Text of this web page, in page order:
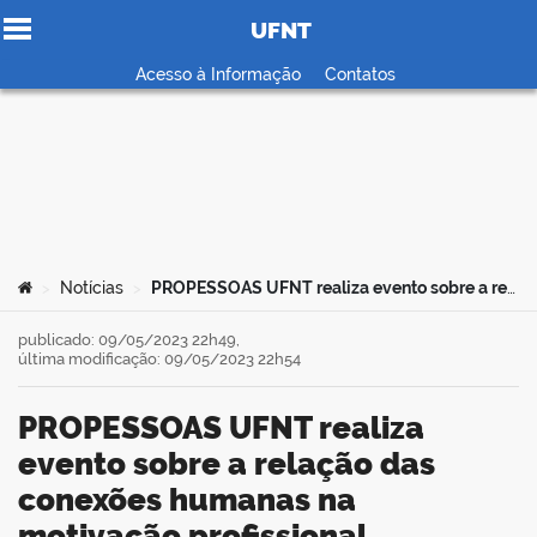
Ir para o conteúdo
UFNT
Acesso à Informação Contatos
Você está aqui:
Notícias PROPESSOAS UFNT realiza evento sobre a relação das conexões humanas na motivação profissional
PROPESSOAS UFNT realiza
evento sobre a relação das
conexões humanas na
publicado: 09/05/2023 22h49,
última modificação: 09/05/2023 22h54